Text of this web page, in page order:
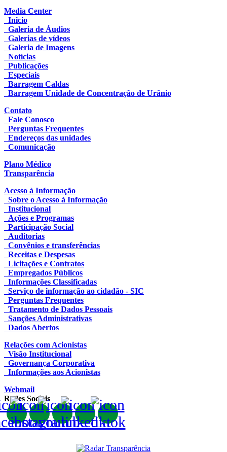
Media Center
Inicio
Galeria de Áudios
Galerias de vídeos
Galeria de Imagens
Notícias
Publicações
Especiais
Barragem Caldas
Barragem Unidade de Concentração de Urânio
Contato
Fale Conosco
Perguntas Frequentes
Endereços das unidades
Comunicação
Plano Médico
Transparência
Acesso à Informação
Sobre o Acesso à Informação
Institucional
Ações e Programas
Participação Social
Auditorias
Convênios e transferências
Receitas e Despesas
Licitações e Contratos
Empregados Públicos
Informações Classificadas
Serviço de informação ao cidadão - SIC
Perguntas Frequentes
Tratamento de Dados Pessoais
Sanções Administrativas
Dados Abertos
Relações com Acionistas
Visão Institucional
Governança Corporativa
Informações aos Acionistas
Webmail
Redes Sociais